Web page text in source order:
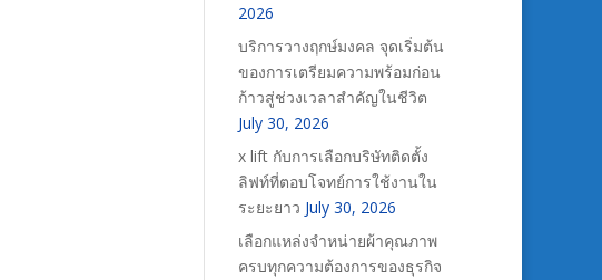
2026
บริการวางฤกษ์มงคล จุดเริ่มต้น
ของการเตรียมความพร้อมก่อน
ก้าวสู่ช่วงเวลาสำคัญในชีวิต
July 30, 2026
x lift กับการเลือกบริษัทติดตั้ง
ลิฟท์ที่ตอบโจทย์การใช้งานใน
ระยะยาว July 30, 2026
เลือกแหล่งจำหน่ายผ้าคุณภาพ
ครบทุกความต้องการของธุรกิจ